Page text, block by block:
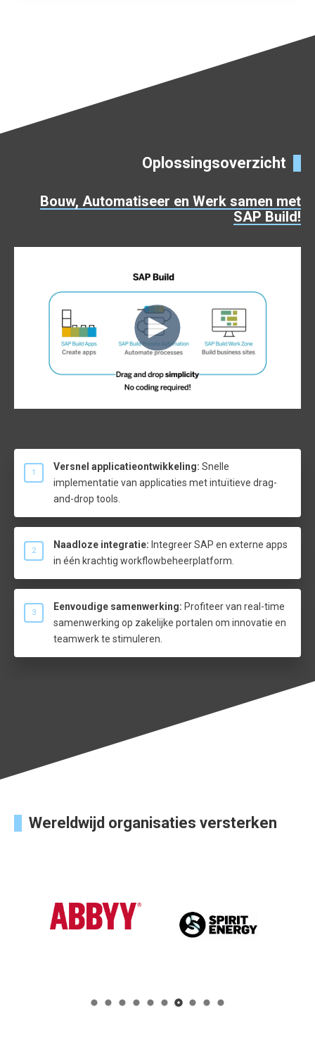
Oplossingsoverzicht
Bouw, Automatiseer en Werk samen met
SAP Build!
1
Versnel applicatieontwikkeling: Snelle
implementatie van applicaties met intuïtieve drag-
and-drop tools.
2
Naadloze integratie: Integreer SAP en externe apps
in één krachtig workflowbeheerplatform.
3
Eenvoudige samenwerking: Profiteer van real-time
samenwerking op zakelijke portalen om innovatie en
teamwerk te stimuleren.
Wereldwijd organisaties versterken